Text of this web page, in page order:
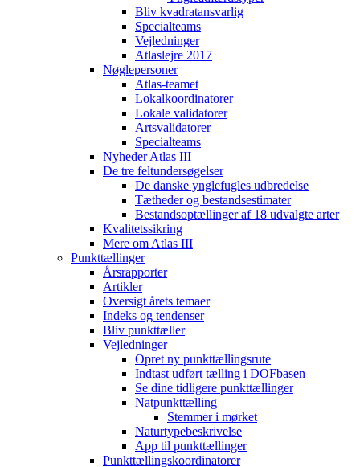
Bliv kvadratansvarlig
Specialteams
Vejledninger
Atlaslejre 2017
Nøglepersoner
Atlas-teamet
Lokalkoordinatorer
Lokale validatorer
Artsvalidatorer
Specialteams
Nyheder Atlas III
De tre feltundersøgelser
De danske ynglefugles udbredelse
Tætheder og bestandsestimater
Bestandsoptællinger af 18 udvalgte arter
Kvalitetssikring
Mere om Atlas III
Punkttællinger
Årsrapporter
Artikler
Oversigt årets temaer
Indeks og tendenser
Bliv punkttæller
Vejledninger
Opret ny punkttællingsrute
Indtast udført tælling i DOFbasen
Se dine tidligere punkttællinger
Natpunkttælling
Stemmer i mørket
Naturtypebeskrivelse
App til punkttællinger
Punkttællingskoordinatorer